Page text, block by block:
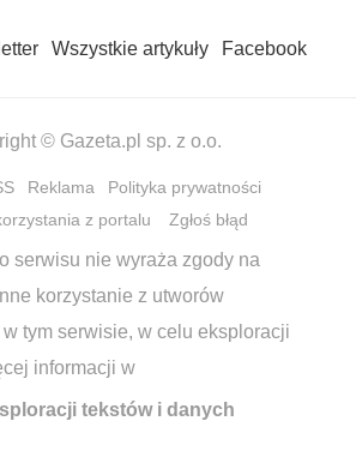
Wszystkie artykuły Facebook
© Gazeta.pl sp. z o.o.
Reklama
Polityka prywatności
z portalu
Zgłoś błąd
serwisu nie wyraża zgody na
korzystanie z utworów
tym serwisie, w celu eksploracji
informacji w
tekstów i danych